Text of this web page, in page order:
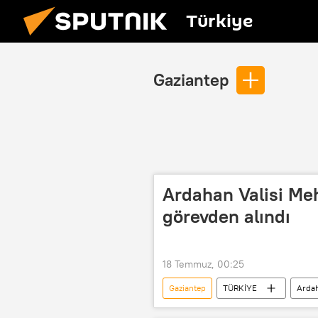
Türkiye
Gaziantep
Ardahan Valisi
görevden alındı
18 Temmuz, 00:25
Gaziantep TÜRKİYE